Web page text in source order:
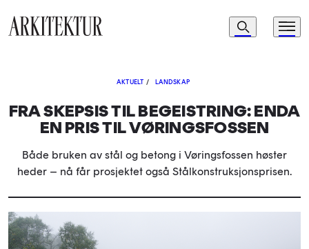
Navigasjon
Søk Meny
AKTUELT / LANDSKAP
FRA SKEPSIS TIL BEGEISTRING: ENDA
EN PRIS TIL VØRINGSFOSSEN
Både bruken av stål og betong i Vøringsfossen høster
heder – nå får prosjektet også Stålkonstruksjonsprisen.